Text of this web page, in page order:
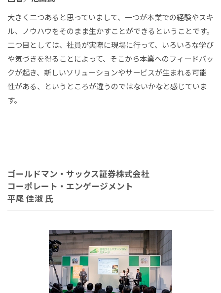
大きく二つあると思っていまして、一つが本業での経験やスキ
ル、ノウハウをそのまま生かすことができるということです。
二つ目としては、社員が実際に現場に行って、いろいろな学び
や気づきを得ることによって、そこから本業へのフィードバッ
クが起き、新しいソリューションやサービスが生まれる可能
性がある、というところが違うのではないかなと感じていま
す。
ゴールドマン・サックス証券株式会社
コーポレート・エンゲージメント
平尾 佳淑 氏